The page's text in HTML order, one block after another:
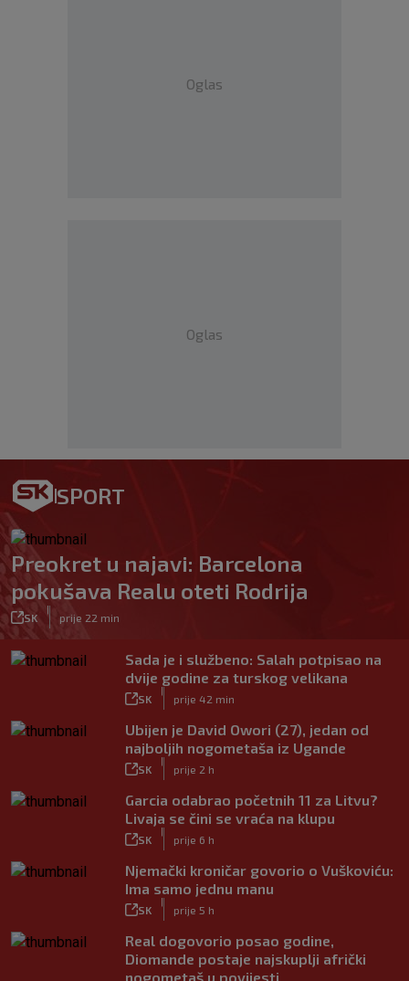
Oglas
Oglas
SPORT
Preokret u najavi: Barcelona
pokušava Realu oteti Rodrija
SK prije 22 min
Sada je i službeno: Salah potpisao na
dvije godine za turskog velikana
SK prije 42 min
Ubijen je David Owori (27), jedan od
najboljih nogometaša iz Ugande
SK prije 2 h
Garcia odabrao početnih 11 za Litvu?
Livaja se čini se vraća na klupu
SK prije 6 h
Njemački kroničar govorio o Vuškoviću:
Ima samo jednu manu
SK prije 5 h
Real dogovorio posao godine,
Diomande postaje najskuplji afrički
nogometaš u povijesti